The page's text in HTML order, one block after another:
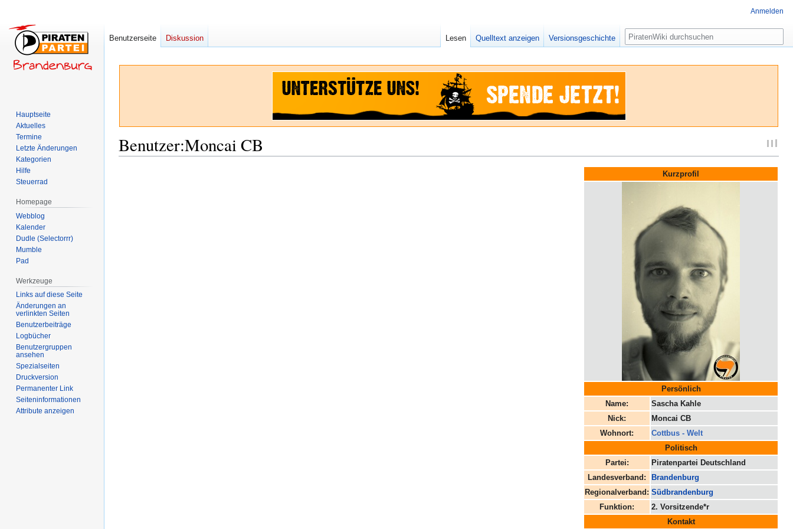
Benutzer:Moncai CB
Kurzprofil
Persönlich
Name:
Sascha Kahle
Nick:
Moncai CB
Wohnort:
Cottbus - Welt
Politisch
Partei:
Piratenpartei Deutschland
Landesverband:
Brandenburg
Regionalverband: Südbrandenburg
Funktion:
2. Vorsitzende*r
Kontakt
Anmelden
Benutzerseite Diskussion Lesen Quelltext anzeigen Versionsgeschichte Suche
Hauptseite
Aktuelles
Termine
Letzte Änderungen
Kategorien
Hilfe
Steuerrad
Homepage
Webblog
Kalender
Dudle (Selectorrr)
Mumble
Pad
Werkzeuge
Links auf diese Seite
Änderungen an
verlinkten Seiten
Benutzerbeiträge
Logbücher
Benutzergruppen
ansehen
Spezialseiten
Druckversion
Permanenter Link
Seiten­­informationen
Attribute anzeigen